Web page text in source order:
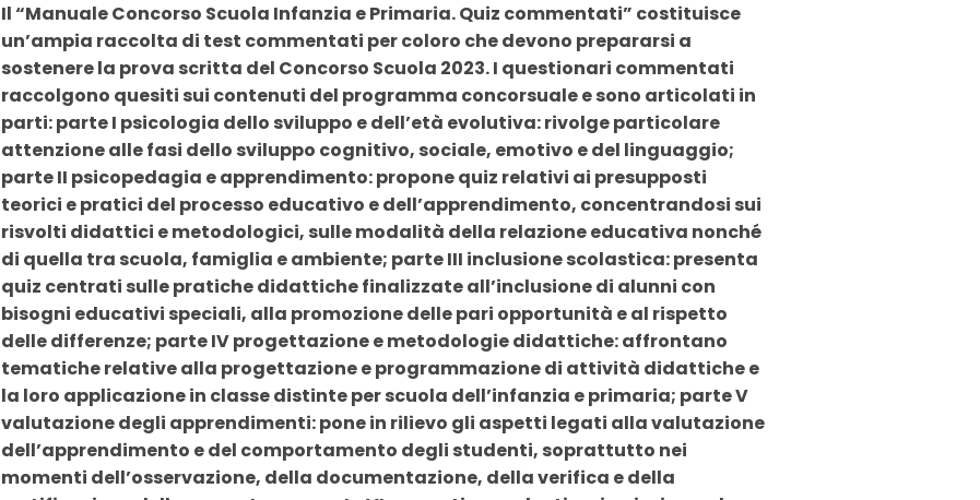
Il “Manuale Concorso Scuola Infanzia e Primaria. Quiz commentati” costituisce
un’ampia raccolta di test commentati per coloro che devono prepararsi a
sostenere la prova scritta del Concorso Scuola 2023. I questionari commentati
raccolgono quesiti sui contenuti del programma concorsuale e sono articolati in
parti: parte I psicologia dello sviluppo e dell’età evolutiva: rivolge particolare
attenzione alle fasi dello sviluppo cognitivo, sociale, emotivo e del linguaggio;
parte II psicopedagia e apprendimento: propone quiz relativi ai presupposti
teorici e pratici del processo educativo e dell’apprendimento, concentrandosi sui
risvolti didattici e metodologici, sulle modalità della relazione educativa nonché
di quella tra scuola, famiglia e ambiente; parte III inclusione scolastica: presenta
quiz centrati sulle pratiche didattiche finalizzate all’inclusione di alunni con
bisogni educativi speciali, alla promozione delle pari opportunità e al rispetto
delle differenze; parte IV progettazione e metodologie didattiche: affrontano
tematiche relative alla progettazione e programmazione di attività didattiche e
la loro applicazione in classe distinte per scuola dell’infanzia e primaria; parte V
valutazione degli apprendimenti: pone in rilievo gli aspetti legati alla valutazione
dell’apprendimento e del comportamento degli studenti, soprattutto nei
momenti dell’osservazione, della documentazione, della verifica e della